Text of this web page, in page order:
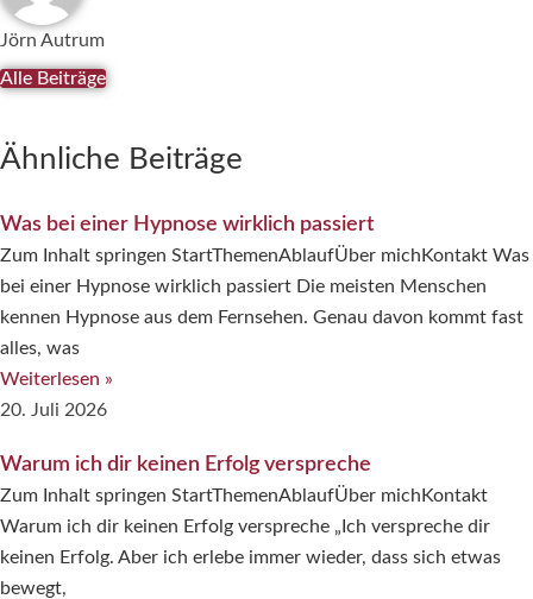
Jörn Autrum
Alle Beiträge
Ähnliche Beiträge
Was bei einer Hypnose wirklich passiert
Zum Inhalt springen StartThemenAblaufÜber michKontakt Was
bei einer Hypnose wirklich passiert Die meisten Menschen
kennen Hypnose aus dem Fernsehen. Genau davon kommt fast
alles, was
Weiterlesen »
20. Juli 2026
Warum ich dir keinen Erfolg verspreche
Zum Inhalt springen StartThemenAblaufÜber michKontakt
Warum ich dir keinen Erfolg verspreche „Ich verspreche dir
keinen Erfolg. Aber ich erlebe immer wieder, dass sich etwas
bewegt,